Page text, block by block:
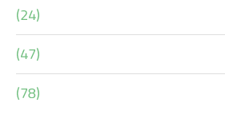
(24)
(47)
(78)